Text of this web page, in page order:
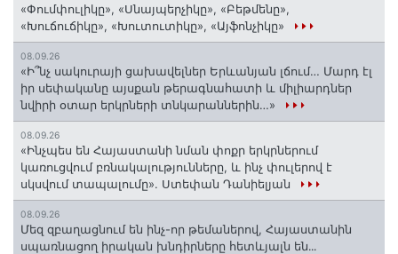
«Փումփուլիկը», «Սնայպերչիկը», «Բեթմենը»,
«Խուճուճիկը», «Խուտուտիկը», «Այֆոնչիկը»
08.09.26
«Ի՞նչ սակուրայի ցախավելներ Երևանյան լճում… Մարդ էլ
իր սեփականը այսքան թերագնահատի և միլիարդներ
նվիրի օտար երկրների տնկարաններին…»
08.09.26
«Ինչպես են Հայաստանի նման փոքր երկրներում
կառուցվում բռնակալությունները, և ինչ փուլերով է
սկսվում տապալումը». Ստեփան Դանիելյան
08.09.26
Մեզ զբաղացնում են ինչ-որ թեմաներով, Հայաստանին
սպառնացող իրական խնդիրները հետևյալն են․․․